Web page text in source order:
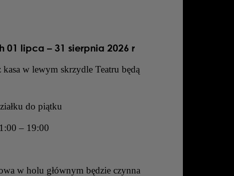
01 lipca – 31 sierpnia 2026 r
w lewym skrzydle Teatru będą
do piątku
– 19:00
w holu głównym będzie czynna